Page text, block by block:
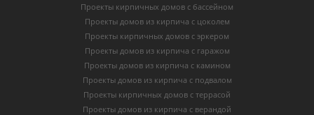
Проекты кирпичных домов с бассейном
Проекты домов из кирпича с цоколем
Проекты кирпичных домов с эркером
Проекты домов из кирпича с гаражом
Проекты домов из кирпича с камином
Проекты домов из кирпича с подвалом
Проекты кирпичных домов с террасой
Проекты домов из кирпича с верандой